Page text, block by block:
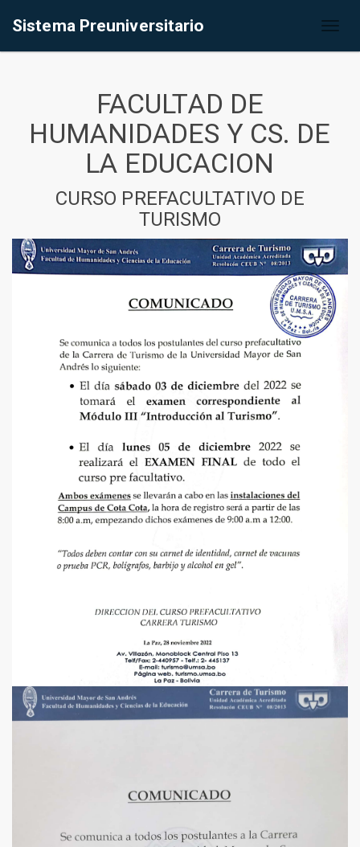
Sistema Preuniversitario
FACULTAD DE
HUMANIDADES Y CS. DE
LA EDUCACION
CURSO PREFACULTATIVO DE
TURISMO